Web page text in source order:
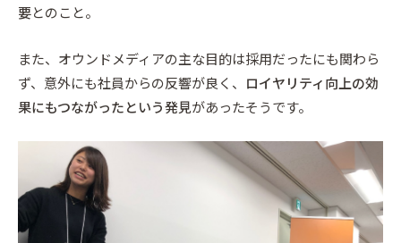
要とのこと。
また、オウンドメディアの主な目的は採用だったにも関わら
ず、意外にも社員からの反響が良く、 ロイヤリティ向上の効
果にもつながったという発見があったそうです。